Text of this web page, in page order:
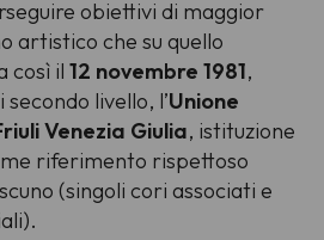
obiettivi di maggior
artistico che su quello
così il 12 novembre 1981,
livello, l’Unione
Venezia Giulia, istituzione
riferimento rispettoso
(singoli cori associati e